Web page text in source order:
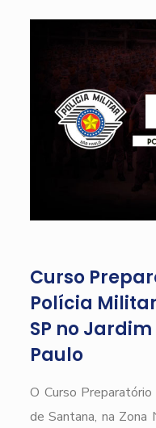
Curso
Polícia
SP no
Paulo
O Curso
de Santana, na